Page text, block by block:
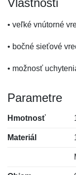
Vlastnosti
• veľké vnútorné
• bočné sieťové
• možnosť
Parametre
Hmotnosť
Materiál